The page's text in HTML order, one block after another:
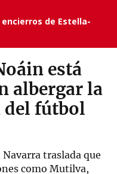
de Estella-
está
albergar la
del fútbol
traslada que
como Mutilva,